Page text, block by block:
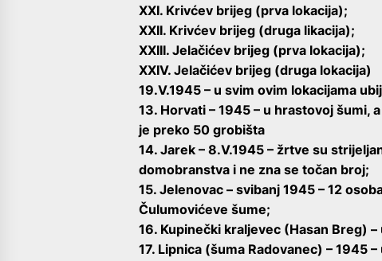
XXI. Krivćev brijeg (prva lokacija);
XXII. Krivćev brijeg (druga likacija);
XXIII. Jelačićev brijeg (prva lokacija);
XXIV. Jelačićev brijeg (druga lokacija)
19.V.1945 – u svim ovim lokacijama
13. Horvati – 1945 – u hrastovoj šumi,
je preko 50 grobišta
14. Jarek – 8.V.1945 – žrtve su
domobranstva i ne zna se točan broj;
15. Jelenovac – svibanj 1945 – 12
Čulumovićeve šume;
16. Kupinečki kraljevec (Hasan Breg)
17. Lipnica (šuma Radovanec) – 1945